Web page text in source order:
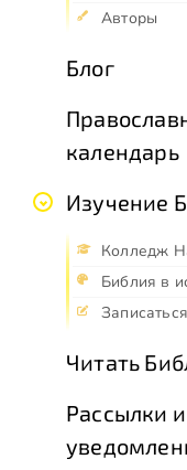
Авторы
Блог
календарь
Изучение
Колледж
Библия в
Записаться
Читать
Рассылки и